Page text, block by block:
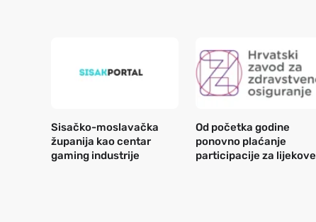
Sisačko-moslavačka
županija kao centar
gaming industrije
Od početka godine
ponovno plaćanje
participacije za lijekove